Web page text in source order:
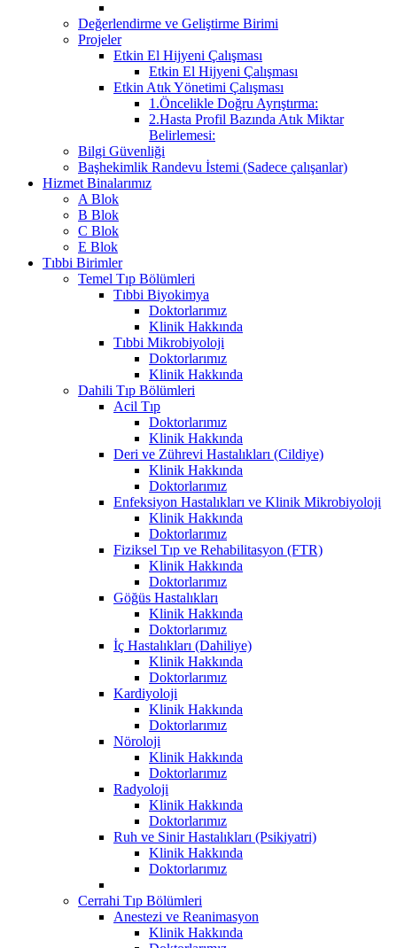
Değerlendirme ve Geliştirme Birimi
Projeler
Etkin El Hijyeni Çalışması
Etkin El Hijyeni Çalışması
Etkin Atık Yönetimi Çalışması
1.Öncelikle Doğru Ayrıştırma:
2.Hasta Profil Bazında Atık Miktar
Belirlemesi:
Bilgi Güvenliği
Başhekimlik Randevu İstemi (Sadece çalışanlar)
Hizmet Binalarımız
A Blok
B Blok
C Blok
E Blok
Tıbbi Birimler
Temel Tıp Bölümleri
Tıbbi Biyokimya
Doktorlarımız
Klinik Hakkında
Tıbbi Mikrobiyoloji
Doktorlarımız
Klinik Hakkında
Dahili Tıp Bölümleri
Acil Tıp
Doktorlarımız
Klinik Hakkında
Deri ve Zührevi Hastalıkları (Cildiye)
Klinik Hakkında
Doktorlarımız
Enfeksiyon Hastalıkları ve Klinik Mikrobiyoloji
Klinik Hakkında
Doktorlarımız
Fiziksel Tıp ve Rehabilitasyon (FTR)
Klinik Hakkında
Doktorlarımız
Göğüs Hastalıkları
Klinik Hakkında
Doktorlarımız
İç Hastalıkları (Dahiliye)
Klinik Hakkında
Doktorlarımız
Kardiyoloji
Klinik Hakkında
Doktorlarımız
Nöroloji
Klinik Hakkında
Doktorlarımız
Radyoloji
Klinik Hakkında
Doktorlarımız
Ruh ve Sinir Hastalıkları (Psikiyatri)
Klinik Hakkında
Doktorlarımız
Cerrahi Tıp Bölümleri
Anestezi ve Reanimasyon
Klinik Hakkında